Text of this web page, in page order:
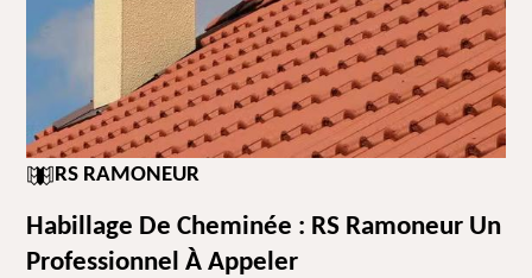
RS RAMONEUR
Habillage De Cheminée : RS Ramoneur Un
Professionnel À Appeler